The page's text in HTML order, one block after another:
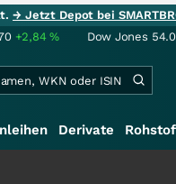
→ Jetzt Depot bei
+2,84% Dow Jones
Derivate